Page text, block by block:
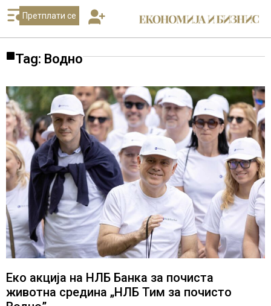
Претплати се
Tag: Водно
Еко акција на НЛБ Банка за почиста
животна средина „НЛБ Тим за почисто